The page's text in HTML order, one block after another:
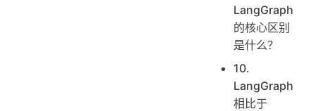
LangGraph
的核心区别
是什么？
10.
LangGraph
相比于